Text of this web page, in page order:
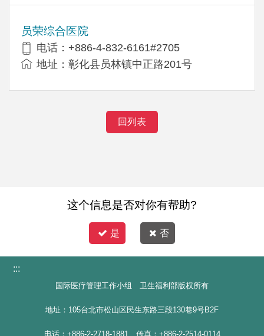
员荣综合医院
电话：+886-4-832-6161#2705
地址：彰化县员林镇中正路201号
回列表
这个信息是否对你有帮助?
是 否
:::
国际医疗管理工作小组 卫生福利部版权所有
地址：105台北市松山区民生东路三段130巷9号B2F
电话：+886-2-2718-1881 传真：+886-2-2514-0114